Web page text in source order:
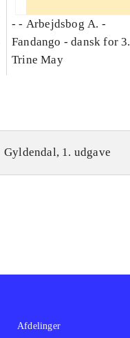
- - Arbejdsbog A. -
Fandango - dansk for 3.
klasse : grundbog. - -
Trine May
Gyldendal, 1. udgave
Afdelinger